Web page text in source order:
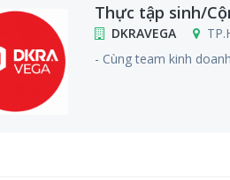
Thực tập sinh/
DKRAVEGA
- Cùng team kinh